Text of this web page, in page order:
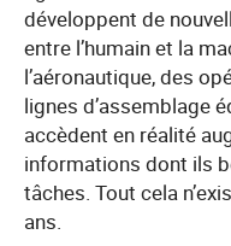
développent de
entre l’humain et la
l’aéronautique, des
lignes d’assemblage
accèdent en réalité
informations dont ils
tâches. Tout cela
ans.